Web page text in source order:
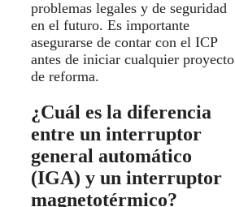
problemas legales y de seguridad
en el futuro. Es importante
asegurarse de contar con el ICP
antes de iniciar cualquier proyecto
de reforma.
¿Cuál es la diferencia
entre un interruptor
general automático
(IGA) y un interruptor
magnetotérmico?